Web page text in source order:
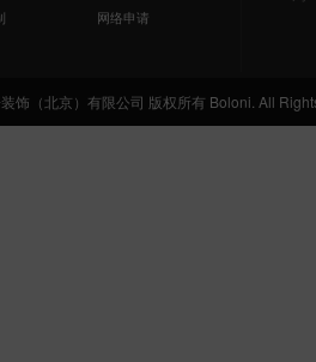
网络申请
饰（北京）有限公司 版权所有 Boloni. All